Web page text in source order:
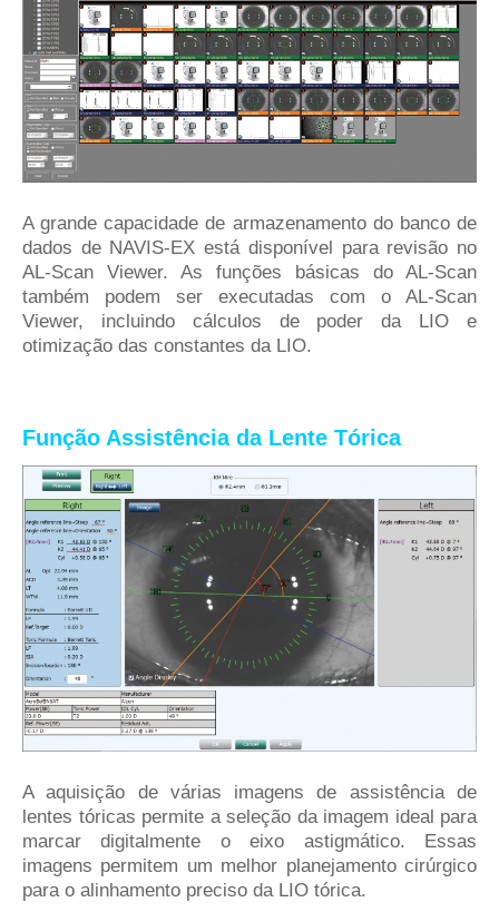
A grande capacidade de armazenamento do banco de
dados de NAVIS-EX está disponível para revisão no
AL-Scan Viewer. As funções básicas do AL-Scan
também podem ser executadas com o AL-Scan
Viewer, incluindo cálculos de poder da LIO e
otimização das constantes da LIO.
Função Assistência da Lente Tórica
A aquisição de várias imagens de assistência de
lentes tóricas permite a seleção da imagem ideal para
marcar digitalmente o eixo astigmático. Essas
imagens permitem um melhor planejamento cirúrgico
para o alinhamento preciso da LIO tórica.